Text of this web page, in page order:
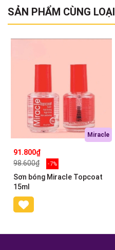
SẢN PHẨM CÙNG LOẠI
Miracle
91.800₫
98.600₫
- 7%
Sơn bóng Miracle Topcoat
15ml